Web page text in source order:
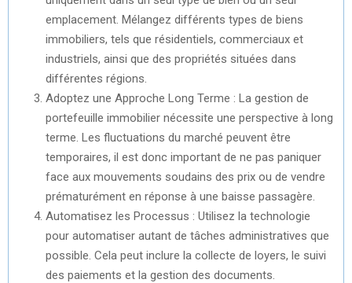
emplacement. Mélangez différents types de biens
immobiliers, tels que résidentiels, commerciaux et
industriels, ainsi que des propriétés situées dans
différentes régions.
Adoptez une Approche Long Terme : La gestion de
portefeuille immobilier nécessite une perspective à long
terme. Les fluctuations du marché peuvent être
temporaires, il est donc important de ne pas paniquer
face aux mouvements soudains des prix ou de vendre
prématurément en réponse à une baisse passagère.
Automatisez les Processus : Utilisez la technologie
pour automatiser autant de tâches administratives que
possible. Cela peut inclure la collecte de loyers, le suivi
des paiements et la gestion des documents.